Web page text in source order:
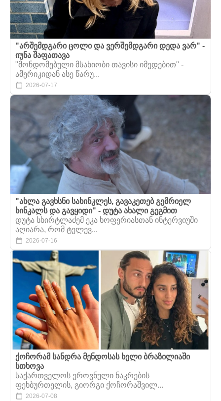
"არშემდგარი ცოლი და ვერშემდგარი დედა ვარ" -
იუნა შაფათავა
"მონდომებული მსახიობი თავისი იმედებით" -
ამერიკიდან ასე წარუ...
2026-07-17
"ახლა გავხსნი სახინკლეს, გავაკეთებ გემრიელ
ხინკალს და გავყიდი" - დუტა ახალი გეგმით
დუტა სხირტლაძემ ეკა ხოფერიასთან ინტერვიუში
აღიარა, რომ ტელევ...
2026-07-16
ქოჩორამ სანდრა მენდოსას ხელი ბრაზილიაში
სთხოვა
საქართველოს ეროვნული ნაკრების
ფეხბურთელის, გიორგი ქოჩორაშვილ...
2026-07-08